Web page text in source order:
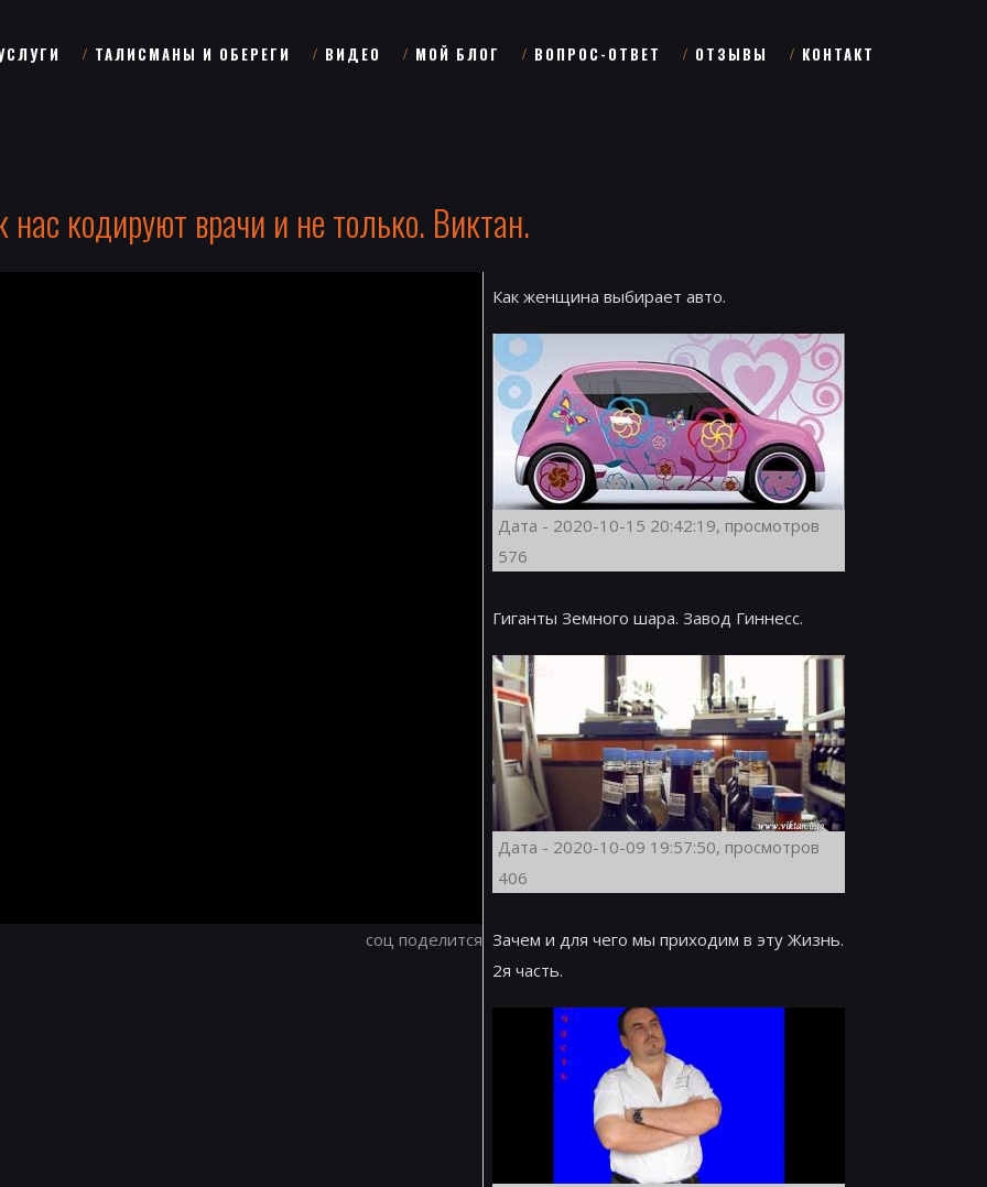
ТАЛИСМАНЫ И ОБЕРЕГИ ВИДЕО МОЙ БЛОГ ВОПРОС-ОТВЕТ ОТЗЫВЫ КОНТАКТ
нас кодируют врачи и не только. Виктан.
соц поделится
Как женщина выбирает авто.
Дата - 2020-10-15 20:42:19, просмотров
576
Гиганты Земного шара. Завод Гиннесс.
Дата - 2020-10-09 19:57:50, просмотров
406
Зачем и для чего мы приходим в эту Жизнь.
2я часть.